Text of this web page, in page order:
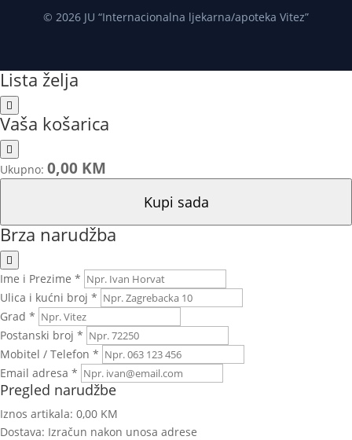
© 2026 JU “Internacionalna ljekarna/apoteka Vitez”
Lista želja
Vaša košarica
Ukupno: 0,00 KM
Kupi sada
Brza narudžba
Ime i Prezime *
Ulica i kućni broj *
Grad *
Postanski broj *
Mobitel / Telefon *
Email adresa *
Pregled narudžbe
Iznos artikala: 0,00 KM
Dostava: Izračun nakon unosa adrese